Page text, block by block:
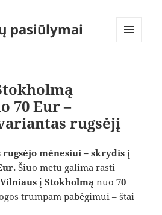
pasiūlymai
70 Eur –
rugsėjį
mėnesiui – skrydis į
Šiuo metu galima rasti
Vilniaus įStokholmą nuo70
trumpam pabėgimui – štai